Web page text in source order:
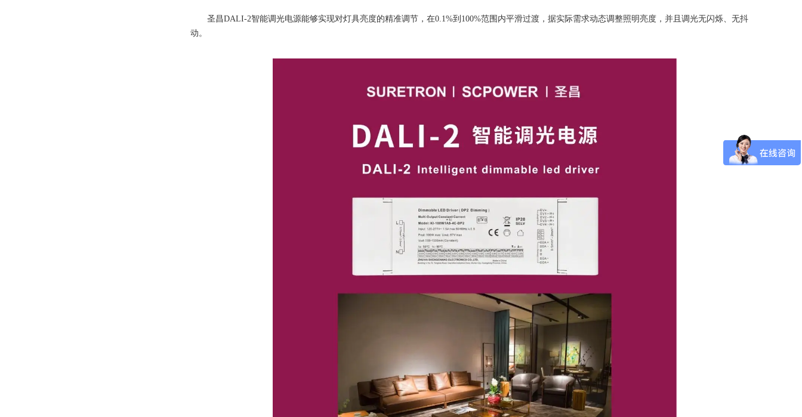
圣昌DALI-2智能调光电源能够实现对灯具亮度的精准调节，在0.1%到100%范围内平滑过渡，据实际需求动态调整照明亮度，并且调光无闪烁、无抖
动。